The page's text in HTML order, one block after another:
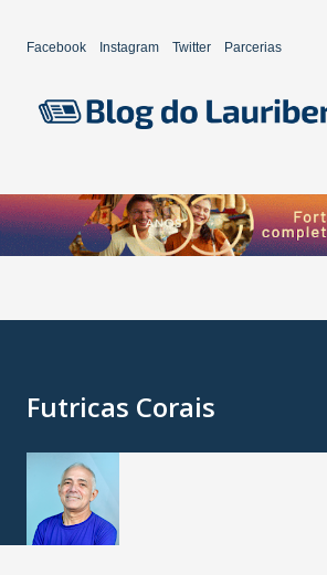
Facebook Instagram Twitter Parcerias
Futricas Corais